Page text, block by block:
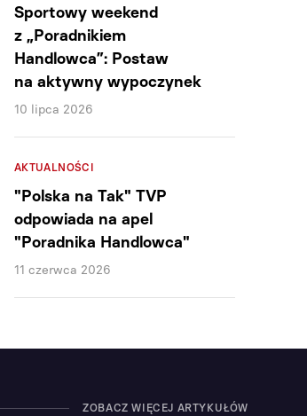
Sportowy weekend
z „Poradnikiem
Handlowca”: Postaw
na aktywny wypoczynek
10 lipca 2026
AKTUALNOŚCI
"Polska na Tak" TVP
odpowiada na apel
"Poradnika Handlowca"
11 czerwca 2026
ZOBACZ WIĘCEJ ARTYKUŁÓW